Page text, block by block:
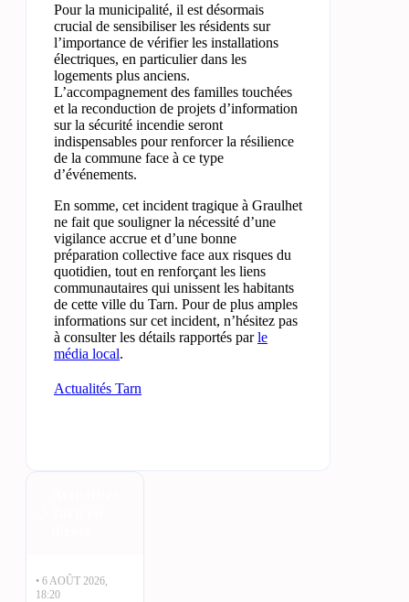
Pour la municipalité, il est désormais
crucial de sensibiliser les résidents sur
l’importance de vérifier les installations
électriques, en particulier dans les
logements plus anciens.
L’accompagnement des familles touchées
et la reconduction de projets d’information
sur la sécurité incendie seront
indispensables pour renforcer la résilience
de la commune face à ce type
d’événements.
En somme, cet incident tragique à Graulhet
ne fait que souligner la nécessité d’une
vigilance accrue et d’une bonne
préparation collective face aux risques du
quotidien, tout en renforçant les liens
communautaires qui unissent les habitants
de cette ville du Tarn. Pour de plus amples
informations sur cet incident, n’hésitez pas
à consulter les détails rapportés parle
média local.
Actualités Tarn
• 6 AOÛT 2026,
18:20